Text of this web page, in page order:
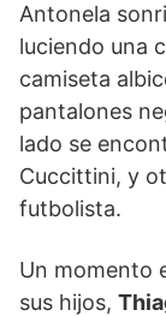
Antonela
luciendo una
camiseta
pantalones
lado se
Cuccittini, y
futbolista.
Un momento
sus hijos,